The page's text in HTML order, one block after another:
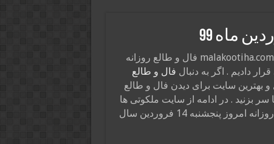
در این پست از سایت ذکر و دعا و فال و طالع ملکوتی ها malakootiha.com فال و طالع روزانه
فال و طالع
بهترین سایت برای دیدن فال و طالع
بزنید . در ادامه از سایت ملکوتی ها
بینی روزانه امروز پنجشنبه 14 فروردین سال